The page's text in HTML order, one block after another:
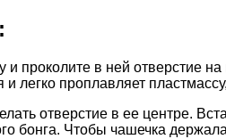
и проколите в ней отверстие
легко проплавляет
отверстие в ее центре.
бонга. Чтобы чашечка